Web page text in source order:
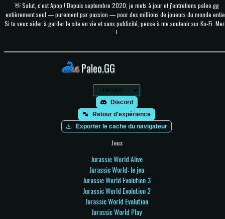
👋 Salut, c'est Apop ! Depuis septembre 2020, je mets à jour et j'entretiens paleo.gg
entièrement seul — purement par passion — pour des millions de joueurs du monde
Si tu veux aider à garder le site en vie et sans publicité, pense à me soutenir sur Ko-Fi.
!
Paleo.GG
Discord
Retour d'expérience
Exporter le cache du navigateur
Jeux
Jurassic World Alive
Jurassic World: le jeu
Jurassic World Evolution 3
Jurassic World Evolution 2
Jurassic World Evolution
Jurassic World Play